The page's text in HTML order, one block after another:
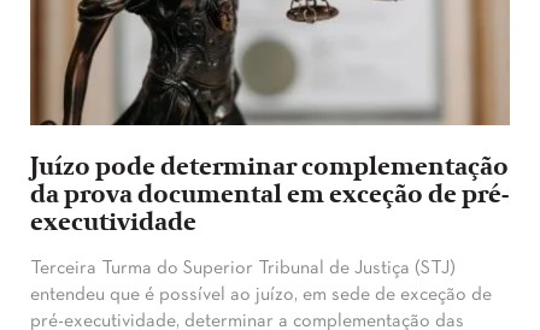
Juízo pode determinar complementação
da prova documental em exceção de pré-
executividade
Terceira Turma do Superior Tribunal de Justiça (STJ)
entendeu que é possível ao juízo, em sede de exceção de
pré-executividade, determinar a complementação das